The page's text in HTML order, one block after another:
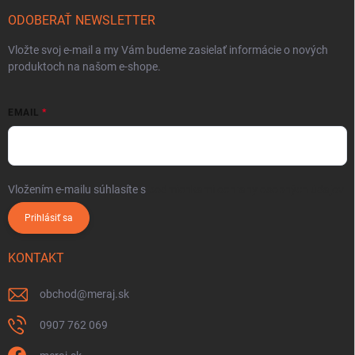
ODOBERAŤ NEWSLETTER
Vložte svoj e-mail a my Vám budeme zasielať informácie o nových
produktoch na našom e-shope.
EMAIL
Vložením e-mailu súhlasíte s
Prihlásiť sa
KONTAKT
obchod@meraj.sk
0907 762 069